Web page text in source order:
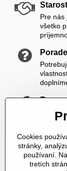
Pre nás
všetko
ešte
K nám
V čase
10,00
k
Cookies
stránky,
používaní.
tretích